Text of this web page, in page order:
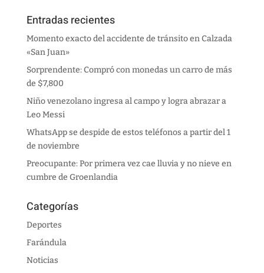
Entradas recientes
Momento exacto del accidente de tránsito en Calzada
«San Juan»
Sorprendente: Compró con monedas un carro de más
de $7,800
Niño venezolano ingresa al campo y logra abrazar a
Leo Messi
WhatsApp se despide de estos teléfonos a partir del 1
de noviembre
Preocupante: Por primera vez cae lluvia y no nieve en
cumbre de Groenlandia
Categorías
Deportes
Farándula
Noticias